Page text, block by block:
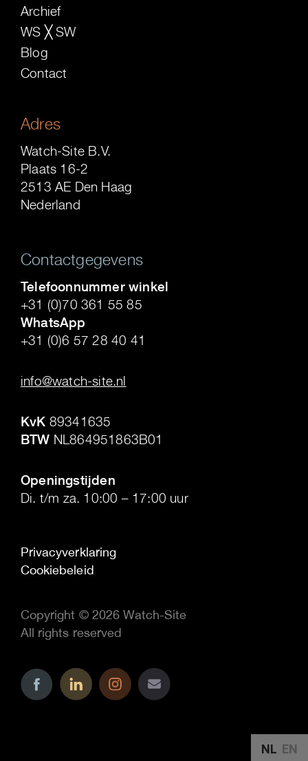
Archief
WS ╳ SW
Blog
Contact
Adres
Watch-Site B.V.
Plaats 16-2
2513 AE Den Haag
Nederland
Contactgegevens
Telefoonnummer winkel
+31 (0)70 361 55 85
WhatsApp
+31 (0)6 57 28 40 41
info@watch-site.nl
KvK 89341635
BTW NL864951863B01
Openingstijden
Di. t/m za. 10:00 – 17:00 uur
Privacyverklaring
Cookiebeleid
Copyright © 2026 Watch-Site
All rights reserved
NL EN